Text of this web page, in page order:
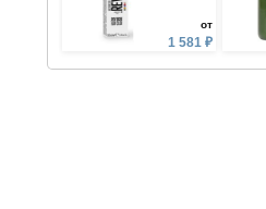
от
1 581 ₽